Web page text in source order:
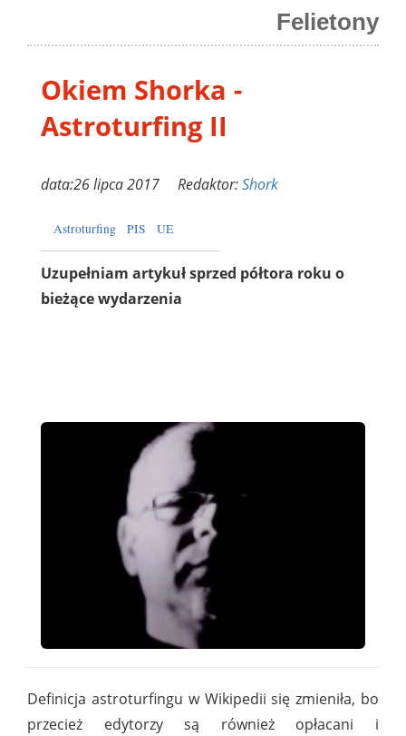
Felietony
Okiem Shorka -
Astroturfing II
data:26 lipca 2017 Redaktor:Shork
Astroturfing PIS UE
Uzupełniam artykuł sprzed półtora roku o
bieżące wydarzenia
Definicja astroturfingu w Wikipedii się zmieniła, bo
przecież edytorzy są również opłacani i